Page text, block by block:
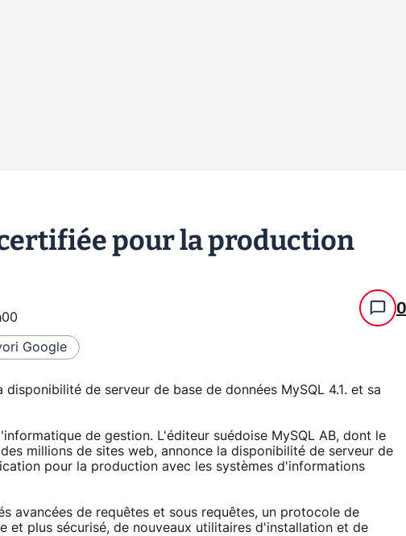
certifiée pour la production
0
Google
disponibilité de serveur de base de données MySQL 4.1. et sa
de gestion. L'éditeur suédoise MySQL AB, dont le
millions de sites web, annonce la disponibilité de serveur de
pour la production avec les systèmes d'informations
avancées de requêtes et sous requêtes, un protocole de
et plus sécurisé, de nouveaux utilitaires d'installation et de